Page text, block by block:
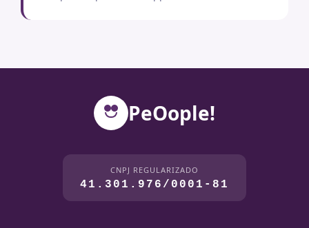
PeOople!
CNPJ REGULARIZADO
41.301.976/0001-81